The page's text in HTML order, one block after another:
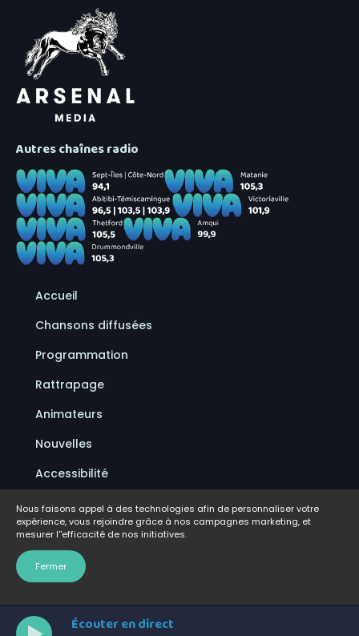
Écouter en direct
Autres chaînes radio
Accueil
Chansons diffusées
Programmation
Rattrapage
Animateurs
Nouvelles
Accessibilité
Politique de confidentialité
Conditions d'utilisation
FAQ
Nous faisons appel à des technologies afin de personnaliser votre
expérience, vous rejoindre grâce à nos campagnes marketing, et
mesurer l''efficacité de nos initiatives.
Fermer